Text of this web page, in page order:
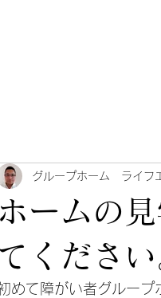
ホームの
てください
グループホーム ライフ
めて障がい者グループ